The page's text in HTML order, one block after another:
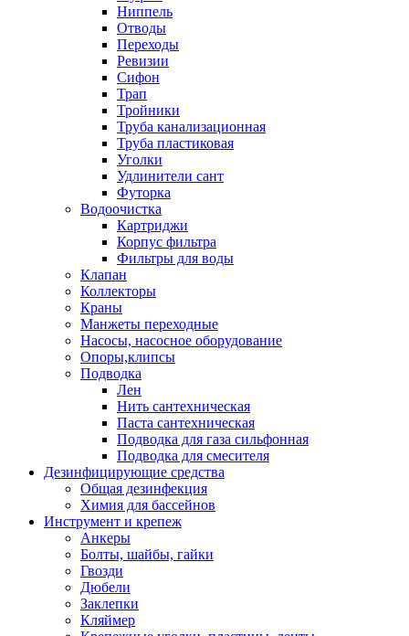
Ниппель
Отводы
Переходы
Ревизии
Сифон
Трап
Тройники
Труба канализационная
Труба пластиковая
Уголки
Удлинители сант
Футорка
Водоочистка
Картриджи
Корпус фильтра
Фильтры для воды
Клапан
Коллекторы
Краны
Манжеты переходные
Насосы, насосное оборудование
Опоры,клипсы
Подводка
Лен
Нить сантехническая
Паста сантехническая
Подводка для газа сильфонная
Подводка для смесителя
Дезинфицирующие средства
Общая дезинфекция
Химия для бассейнов
Инструмент и крепеж
Анкеры
Болты, шайбы, гайки
Гвозди
Дюбели
Заклепки
Кляймер